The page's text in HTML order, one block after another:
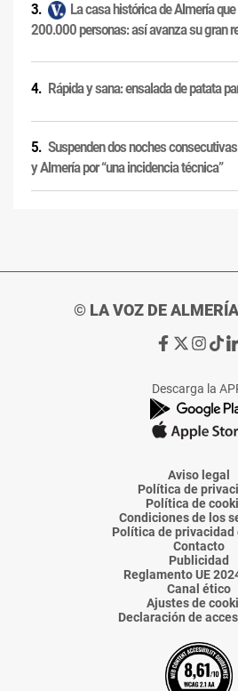
La casa histórica de Almería
200.000 personas: así avanza su gran
Rápida y sana: ensalada de patata
Suspenden dos noches
y Almería por “una incidencia técnica”
© LA VOZ DE
Ir
de
La
Voz
Almería
Ir
de
La
Voz
Almería
Ir
de
La
Voz
Ir
de
La
Descarga la
Aviso legal
Política de
Política de
Condiciones de los
Política de privacidad
Contacto
Publicidad
Reglamento UE
Canal ético
Ajustes de
Declaración de